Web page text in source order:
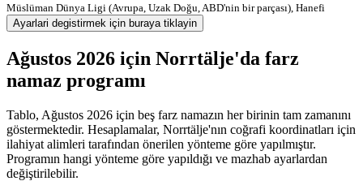
Müslüman Dünya Ligi (Avrupa, Uzak Doğu, ABD'nin bir parçası), Hanefi
Ayarlari degistirmek için buraya tiklayin
Ağustos 2026 için Norrtälje'da farz
namaz programı
Tablo, Ağustos 2026 için beş farz namazın her birinin tam zamanını
göstermektedir. Hesaplamalar, Norrtälje'nın coğrafi koordinatları için
ilahiyat alimleri tarafından önerilen yönteme göre yapılmıştır.
Programın hangi yönteme göre yapıldığı ve mazhab ayarlardan
değiştirilebilir.